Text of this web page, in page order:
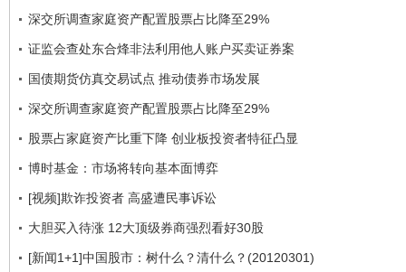
深交所调查家庭资产配置股票占比降至29%
证监会查处东合烽非法利用他人账户买卖证券案
国债期货仿真交易试点 推动债券市场发展
深交所调查家庭资产配置股票占比降至29%
股票占家庭资产比重下降 创业板投资者特征凸显
博时基金：市场将转向基本面博弈
[视频]欺诈投资者 高盛遭民事诉讼
大胆买入待涨 12大顶级券商强烈看好30股
[新闻1+1]中国股市：树什么？清什么？(20120301)